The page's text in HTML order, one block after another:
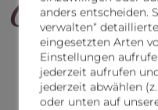
IST DIE
anders entscheiden.
verwalten“
eingesetzten Arten
Einstellungen
jederzeit aufrufen
jederzeit abwählen
oder unten auf